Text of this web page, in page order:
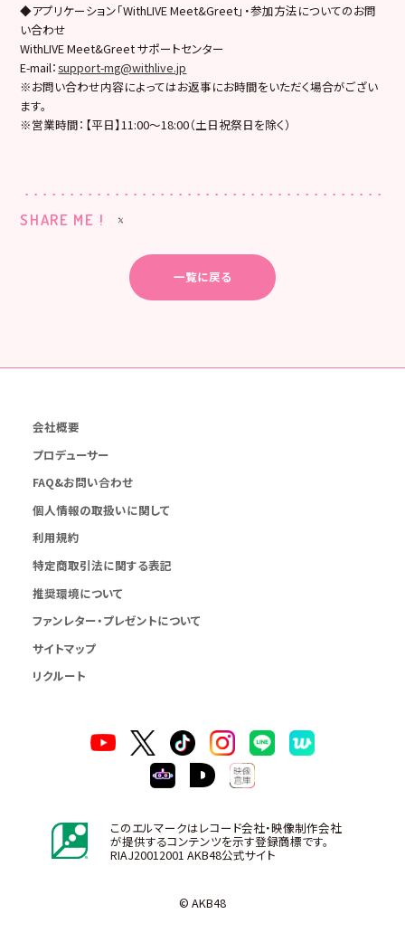
◆アプリケーション「WithLIVE Meet&Greet」・参加方法についてのお問
い合わせ
WithLIVE Meet&Greet サポートセンター
E-mail：support-mg@withlive.jp
※お問い合わせ内容によってはお返事にお時間をいただく場合がござい
ます。
※営業時間：【平日】11:00〜18:00（土日祝祭日を除く）
SHARE ME !
一覧に戻る
会社概要
プロデューサー
FAQ&お問い合わせ
個人情報の取扱いに関して
利用規約
特定商取引法に関する表記
推奨環境について
ファンレター・プレゼントについて
サイトマップ
リクルート
このエルマークはレコード会社・映像制作会社
が提供するコンテンツを示す登録商標です。
RIAJ20012001 AKB48公式サイト
© AKB48